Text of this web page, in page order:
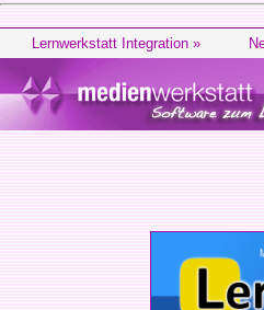
Lernwerkstatt Integration »